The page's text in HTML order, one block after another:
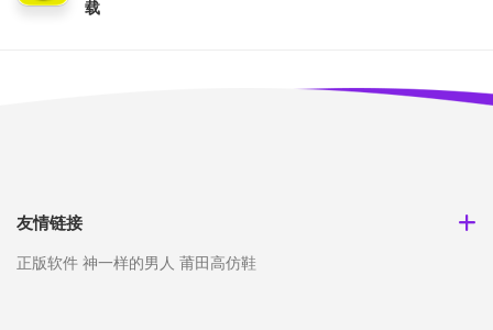
载
友情链接
正版软件 神一样的男人 莆田高仿鞋